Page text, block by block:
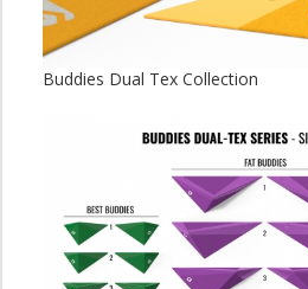
Buddies Dual Tex Collection